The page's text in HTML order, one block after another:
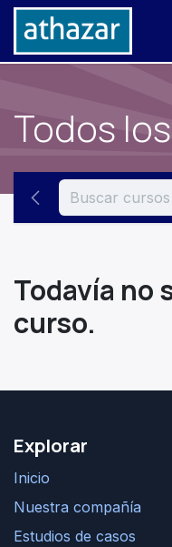
Ir al contenido
Todos
Todavía no
curso.
Explorar
Inicio
Nuestra compañía
Estudios de casos